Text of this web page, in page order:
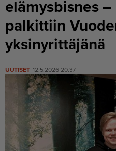
elämysbisnes
palkittiin
yksinyrittäjänä
UUTISET 12.5.2026 20.37